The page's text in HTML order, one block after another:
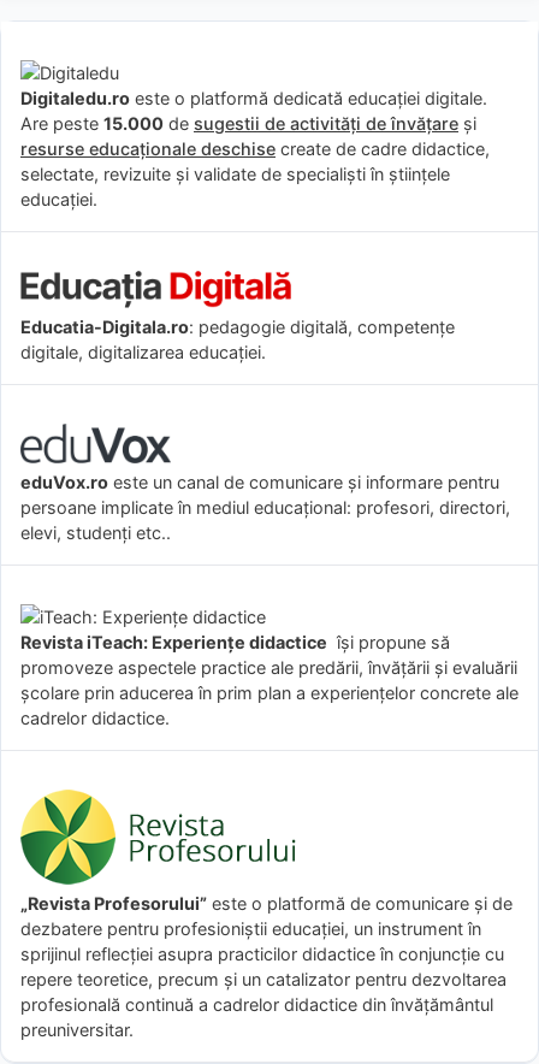
Digitaledu.ro este o platformă dedicată educației digitale.
Are peste 15.000 de sugestii de activități de învățare și
resurse educaționale deschise create de cadre didactice,
selectate, revizuite și validate de specialiști în științele
educației.
Educatia-Digitala.ro: pedagogie digitală, competențe
digitale, digitalizarea educației.
eduVox.ro este un canal de comunicare și informare pentru
persoane implicate în mediul educațional: profesori, directori,
elevi, studenți etc..
Revista iTeach: Experienţe didactice îşi propune să
promoveze aspectele practice ale predării, învăţării şi evaluării
şcolare prin aducerea în prim plan a experienţelor concrete ale
cadrelor didactice.
„Revista Profesorului” este o platformă de comunicare și de
dezbatere pentru profesioniștii educației, un instrument în
sprijinul reflecției asupra practicilor didactice în conjuncție cu
repere teoretice, precum și un catalizator pentru dezvoltarea
profesională continuă a cadrelor didactice din învățământul
preuniversitar.